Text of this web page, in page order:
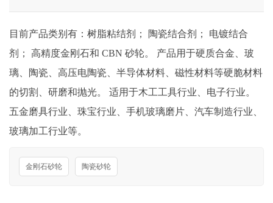
目前产品类别有：树脂粘结剂； 陶瓷结合剂； 电镀结合
剂； 高精度金刚石和 CBN 砂轮。 产品用于硬质合金、玻
璃、陶瓷、高压电陶瓷、半导体材料、磁性材料等硬脆材料
的切割、研磨和抛光。 适用于木工工具行业、电子行业。
五金磨具行业、珠宝行业、手机玻璃磨片、汽车制造行业、
玻璃加工行业等。
金刚石砂轮 陶瓷砂轮